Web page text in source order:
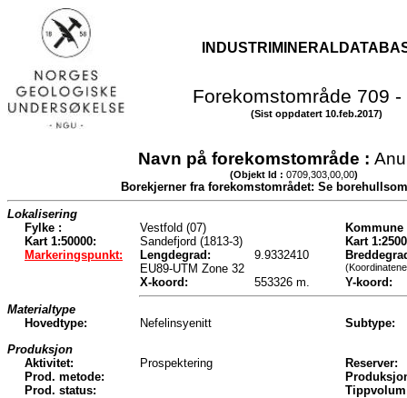
Forekomstområde 709 -
(Sist oppdatert 10.feb.2017)
Navn på forekomstområde :
(Objekt Id : 0709,303,00,00)
Borekjerner fra forekomstområdet: Se
Lokalisering
Fylke :
Vestfold (07)
Kommune
Kart 1:50000:
Sandefjord (1813-3)
Kart
Markeringspunkt:
Lengdegrad: 9.9332410
EU89-UTM Zone 32
X-koord: 553326 m.
Y-koord:
Materialtype
Hovedtype:
Nefelinsyenitt
Subtype:
Produksjon
Aktivitet:
Prospektering
Reserver:
Prod. metode:
Prod. status: